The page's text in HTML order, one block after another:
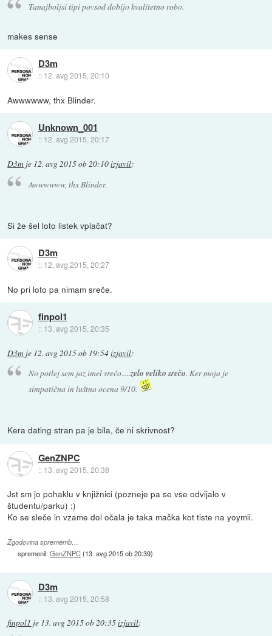
Tanajboljsi tipi povsod dobijo kvalitetno robo.
makes sense
D3m
:: 12. avg 2015, 20:10
Awwwwww, thx Blinder.
Unknown_001
:: 12. avg 2015, 20:17
D3m je 12. avg 2015 ob 20:10izjavil:
Awwwwww, thx Blinder.
Si že šel loto listek vplačat?
D3m
:: 12. avg 2015, 20:27
No pri loto pa nimam sreče.
finpol1
:: 13. avg 2015, 20:35
D3m je 12. avg 2015 ob 19:54izjavil:
No potlej sem jaz imel srečo.....zelo veliko srečo. Ker moja je
simpatična in luštna ocena 9/10.
Kera dating stran pa je bila, če ni skrivnost?
GenZNPC
:: 13. avg 2015, 20:38
Jst sm jo pohaklu v knjižnici (pozneje pa se vse odvijalo v
študentu/parku) :)
Ko se sleče in vzame dol očala je taka mačka kot tiste na yoymii.
Zgodovina sprememb…
spremenil:GenZNPC(13. avg 2015 ob 20:39)
D3m
:: 13. avg 2015, 20:58
finpol1 je 13. avg 2015 ob 20:35izjavil: